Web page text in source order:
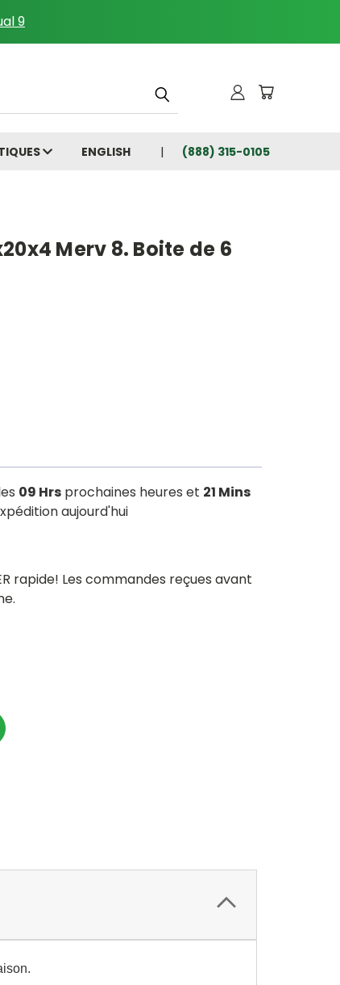
9
ENGLISH (888) 315-0105
Merv 8. Boite de 6
09 Hrs prochaines heures et 21 Mins
aujourd'hui
rapide! Les commandes reçues avant